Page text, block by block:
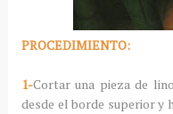
PROCEDIMIENTO:
1-Cortar una pieza de
desde el borde superior y